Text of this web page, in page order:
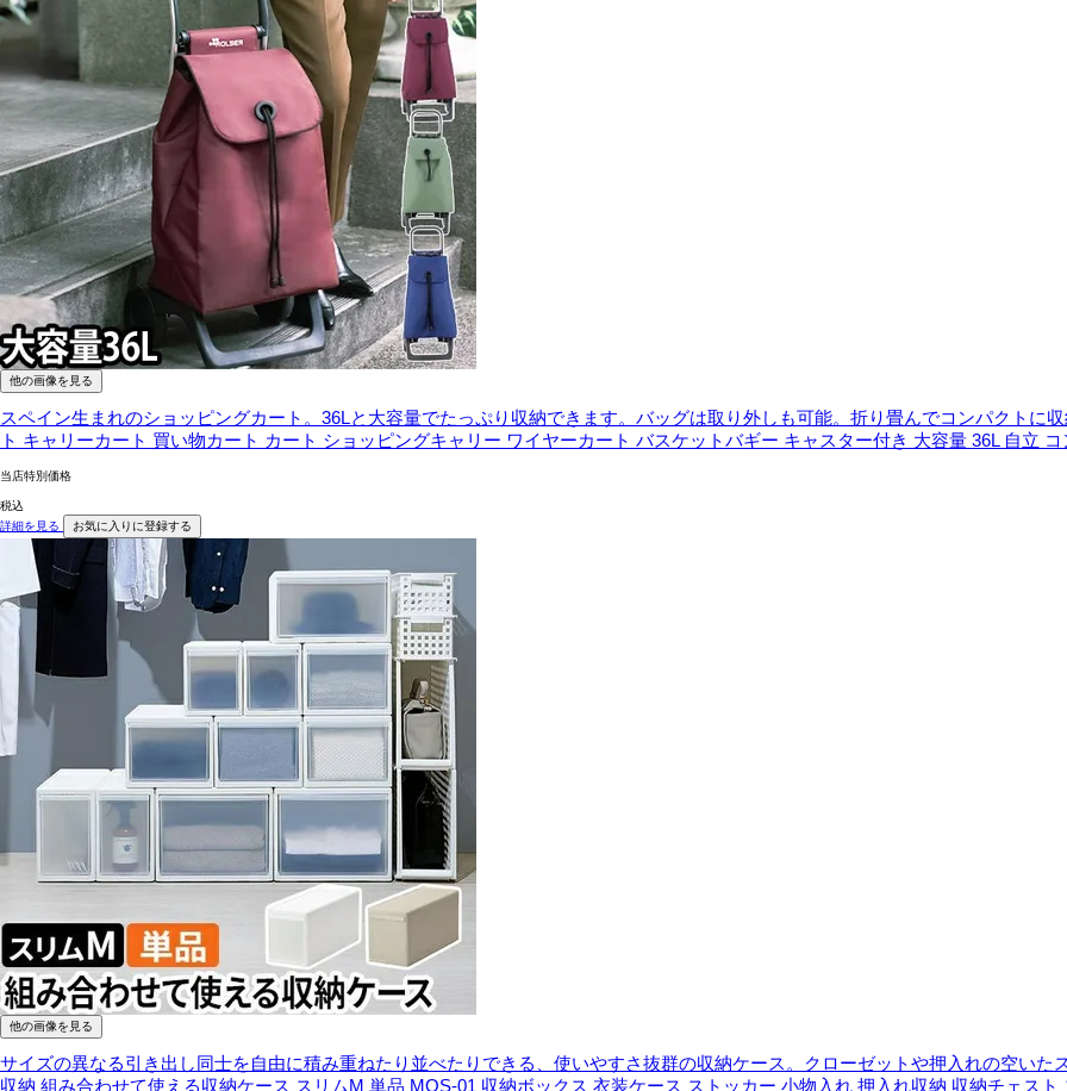
他の画像を見る
スペイン生まれのショッピングカート。36Lと大容量でたっぷり収納できます。バッグは取り外しも可能。折り畳んでコンパクトに
ト キャリーカート 買い物カート カート ショッピングキャリー ワイヤーカート バスケットバギー キャスター付き 大容量 36L 自立
当店特別価格
税込
詳細を見る
お気に入りに登録する
他の画像を見る
サイズの異なる引き出し同士を自由に積み重ねたり並べたりできる、使いやすさ抜群の収納ケース。クローゼットや押入れの空いた
収納 組み合わせて使える収納ケース スリムM 単品 MOS-01 収納ボックス 衣装ケース ストッカー 小物入れ 押入れ収納 収納チェス